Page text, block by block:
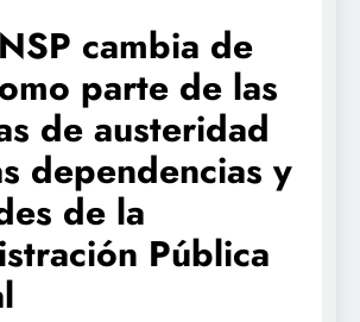
cambia de
parte de las
de austeridad
dependencias y
de la
Pública